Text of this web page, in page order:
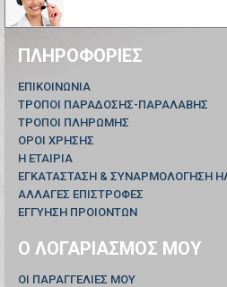
ΠΛΗΡΟΦΟΡΊΕΣ
ΕΠΙΚΟΙΝΩΝΊΑ
ΤΡΟΠΟΙ ΠΑΡΑΔΟΣΗΣ-ΠΑΡΑΛΑΒΗΣ
ΤΡΟΠΟΙ ΠΛΗΡΩΜΗΣ
ΟΡΟΙ ΧΡΗΣΗΣ
Η ΕΤΑΙΡΙΑ
ΕΓΚΑΤΑΣΤΑΣΗ & ΣΥΝΑΡΜΟΛΟΓΗΣΗ
ΑΛΛΑΓΕΣ ΕΠΙΣΤΡΟΦΕΣ
ΕΓΓΥΗΣΗ ΠΡΟΙΟΝΤΩΝ
Ο ΛΟΓΑΡΙΑΣΜΌΣ ΜΟΥ
ΟΙ ΠΑΡΑΓΓΕΛΊΕΣ ΜΟΥ